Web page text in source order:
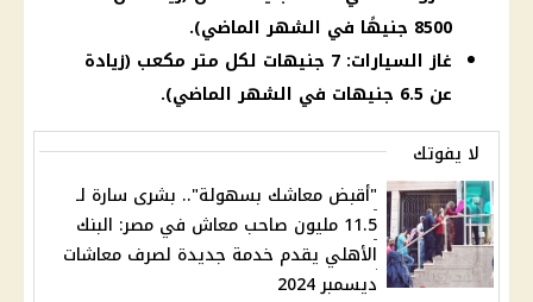
8500 جنيهًا في الشهر الماضي).
غاز السيارات: 7 جنيهات لكل متر مكعب (زيادة
عن 6.5 جنيهات في الشهر الماضي).
لا يفوتك
"أقبض معاشك بسهولة".. بشرى سارة لـ
11.5 مليون صاحب معاش في مصر: البنك
الأهلي يقدم خدمة جديدة لصرف معاشات
ديسمبر 2024